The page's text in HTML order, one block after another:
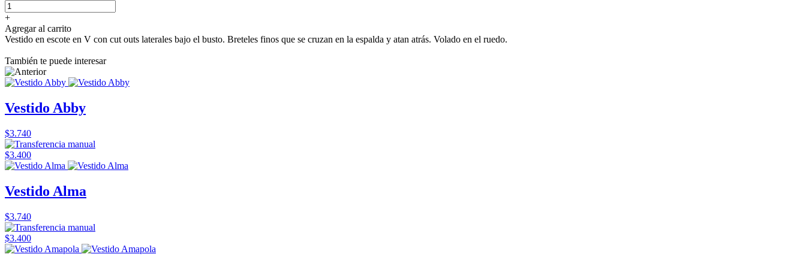
+
Agregar al carrito
Vestido en escote en V con cut outs laterales bajo el busto. Breteles finos que se cruzan en la espalda y atan atrás. Volado en el ruedo.
También te puede interesar
Vestido Abby
$3.740
$3.400
Vestido Alma
$3.740
$3.400